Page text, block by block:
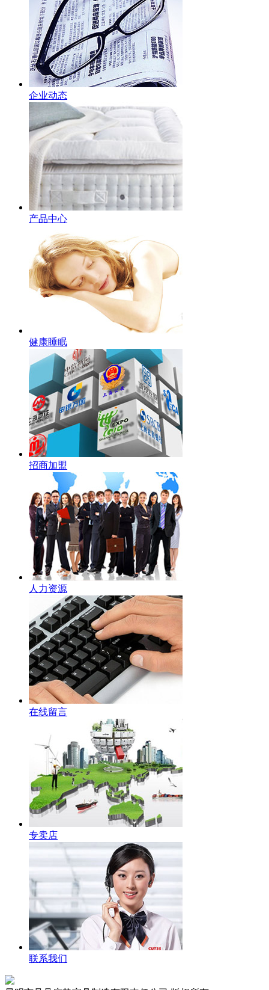
企业动态
产品中心
健康睡眠
招商加盟
人力资源
在线留言
专卖店
联系我们